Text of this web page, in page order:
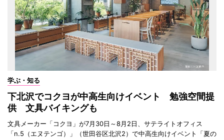
学ぶ・知る
下北沢でコクヨが中高生向けイベント 勉強空間提
供 文具バイキングも
文具メーカー「コクヨ」が7月30日～8月2日、サテライトオフィス
「n.5（エヌテンゴ）」（世田谷区北沢2）で中高生向けイベント「夏の